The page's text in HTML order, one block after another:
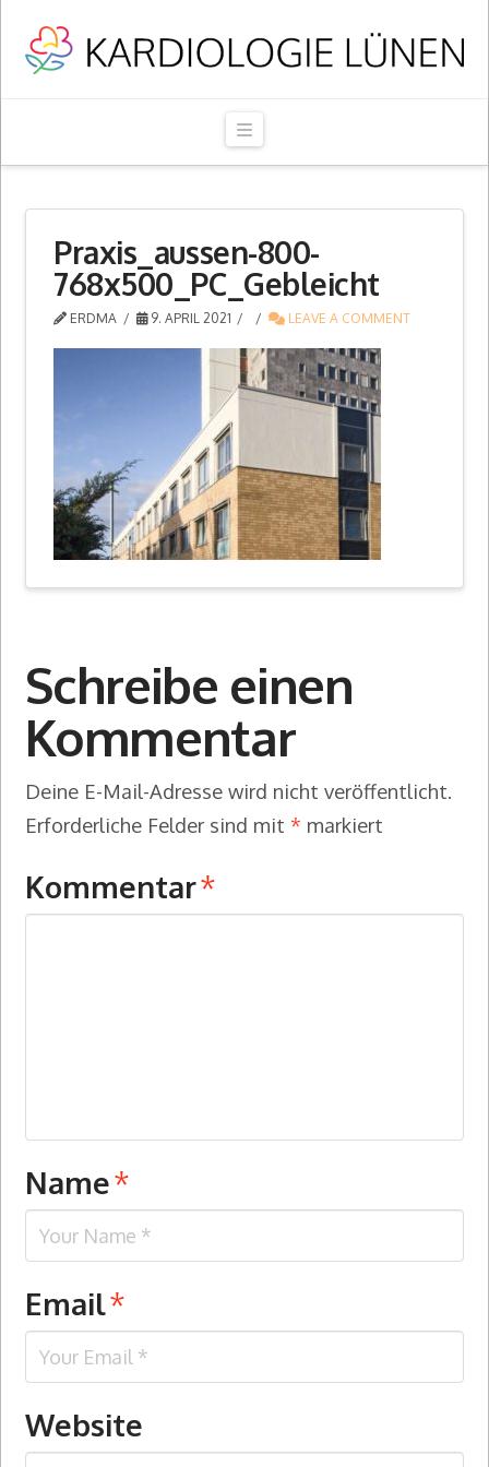
Navigation
Praxis_aussen-800-
768x500_PC_Gebleicht
ERDMA 9. APRIL 2021 LEAVE A COMMENT
Schreibe einen
Kommentar
Deine E-Mail-Adresse wird nicht veröffentlicht.
Erforderliche Felder sind mit * markiert
Kommentar*
Name*
Email*
Website